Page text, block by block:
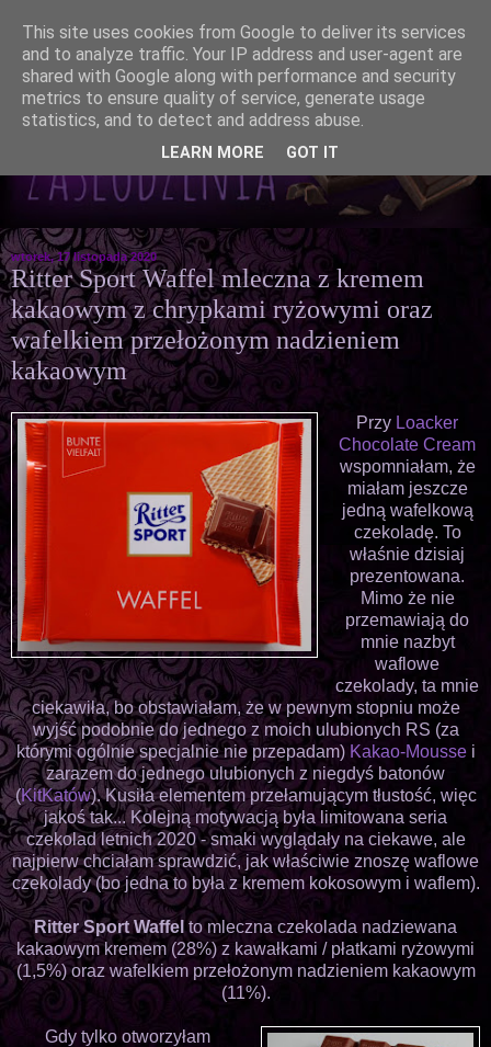
wtorek, 17 listopada 2020
Ritter Sport Waffel mleczna z kremem
kakaowym z chrypkami ryżowymi oraz
wafelkiem przełożonym nadzieniem
kakaowym
Przy Loacker
Chocolate Cream
wspomniałam, że
miałam jeszcze
jedną wafelkową
czekoladę. To
właśnie dzisiaj
prezentowana.
Mimo że nie
przemawiają do
mnie nazbyt
waflowe
czekolady, ta mnie
ciekawiła, bo obstawiałam, że w pewnym stopniu może
wyjść podobnie do jednego z moich ulubionych RS (za
którymi ogólnie specjalnie nie przepadam) Kakao-Moussei
zarazem do jednego ulubionych z niegdyś batonów
(KitKatów). Kusiła elementem przełamującym tłustość, więc
jakoś tak... Kolejną motywacją była limitowana seria
czekolad letnich 2020 - smaki wyglądały na ciekawe, ale
najpierw chciałam sprawdzić, jak właściwie znoszę waflowe
czekolady (bo jedna to była z kremem kokosowym i waflem).
Ritter Sport Waffel to mleczna czekolada nadziewana
kakaowym kremem (28%) z kawałkami / płatkami ryżowymi
(1,5%) oraz wafelkiem przełożonym nadzieniem kakaowym
(11%).
Gdy tylko otworzyłam
This site uses cookies from Google to deliver its services
and to analyze traffic. Your IP address and user-agent are
shared with Google along with performance and security
metrics to ensure quality of service, generate usage
statistics, and to detect and address abuse.
LEARN MORE GOT IT